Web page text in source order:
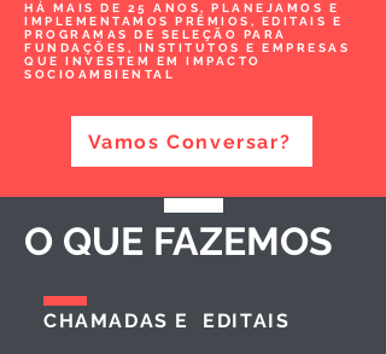
HÁ MAIS DE 25 ANOS, PLANEJAMOS E
IMPLEMENTAMOS PRÊMIOS, EDITAIS E
PROGRAMAS DE SELEÇÃO PARA
FUNDAÇÕES, INSTITUTOS E EMPRESAS
QUE INVESTEM EM IMPACTO
SOCIOAMBIENTAL
Vamos Conversar?
O QUE FAZEMOS
CHAMADAS E EDITAIS